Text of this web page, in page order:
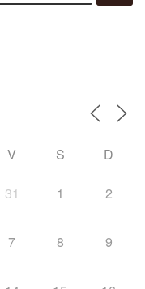
V S D
31 1 2
7 8 9